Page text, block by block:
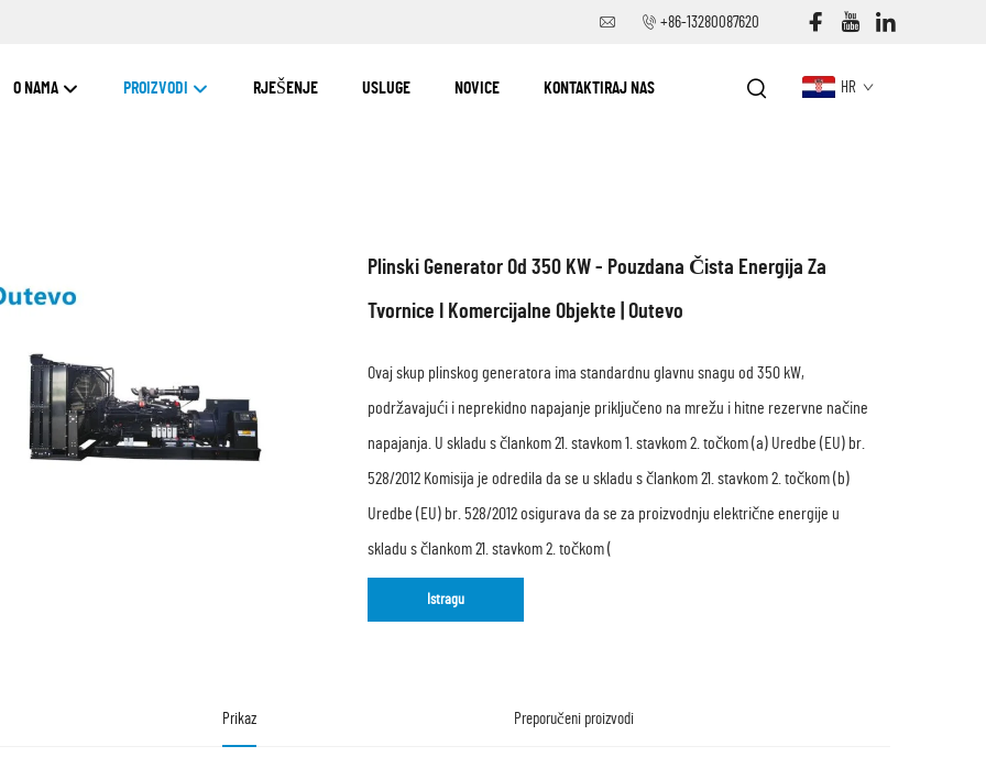
+86-13280087620
O NAMA PROIZVODI RJEŠENJE USLUGE NOVICE KONTAKTIRAJ NAS HR
Plinski Generator Od 350 KW - Pouzdana Čista Energija Za
Tvornice I Komercijalne Objekte | Outevo
Ovaj skup plinskog generatora ima standardnu glavnu snagu od 350 kW,
podržavajući i neprekidno napajanje priključeno na mrežu i hitne rezervne načine
napajanja. U skladu s člankom 21. stavkom 1. stavkom 2. točkom (a) Uredbe (EU) br.
528/2012 Komisija je odredila da se u skladu s člankom 21. stavkom 2. točkom (b)
Uredbe (EU) br. 528/2012 osigurava da se za proizvodnju električne energije u
skladu s člankom 21. stavkom 2. točkom (
Istragu
Prikaz Preporučeni proizvodi